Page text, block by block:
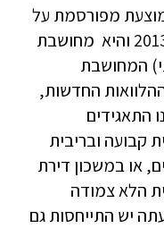
מפורסמת על
ידי בנק ישראל החל מחודש מרץ 2013 והיא מחושבת
המחושבת
החדשות,
התאגידים
קבועה ובריבית
או במשכון דירת
הלא צמודה
יש התייחסות גם